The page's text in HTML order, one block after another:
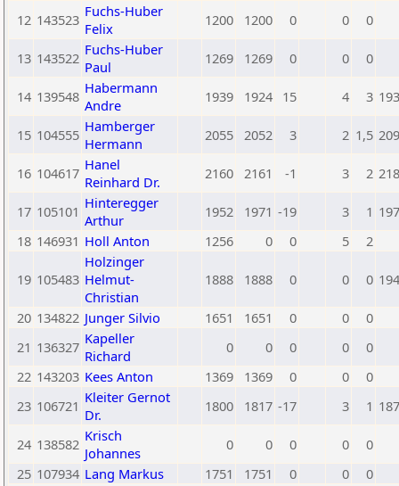
12 143523 Fuchs-Huber
Felix
1200 1200 0 0 0
13 143522 Fuchs-Huber
Paul
1269 1269 0 0 0
14 139548 Habermann
Andre
1939 1924 15 4 3
15 104555 Hamberger
Hermann
2055 2052 3 2 1,5
16 104617 Hanel
Reinhard Dr.
2160 2161 -1 3 2
17 105101 Hinteregger
Arthur
1952 1971 -19 3 1
18 146931 Holl Anton 1256 0 0 5 2
19 105483
Holzinger
Helmut-
Christian
1888 1888 0 0 0
20 134822 Junger Silvio 1651 1651 0 0
0
21 136327 Kapeller
Richard
0 0 0 0
0
22 143203 Kees Anton 1369 1369 0 0
0
23 106721 Kleiter Gernot
Dr.
1800 1817 -17 3 1
24 138582 Krisch
Johannes
0 0 0 0
0
25 107934 Lang Markus 1751 1751 0 0
0